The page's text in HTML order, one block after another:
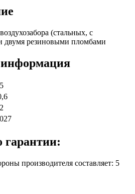
(стальных, с
двумя резиновыми пломбами
информация
производителя составляет: 5